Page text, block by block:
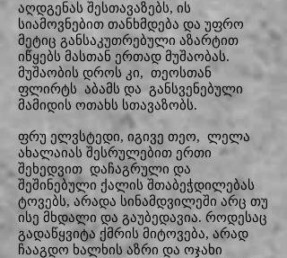
აღდგენას შესთავაზებს, ის
სიამოვნებით თანხმდება და უფრო
მეტიც განსაკუთრებული აზარტით
იწყებს მასთან ერთად მუშაობას.
მუშაობის დროს კი, თეოსთან
ფლირტს აბამს და განსვენებული
მამიდის ოთახს სთავაზობს.
ფრუ ელვსტედი, იგივე თეო, ლელა
ახალაიას შესრულებით ერთი
შეხედვით დაჩაგრული და
შეშინებული ქალის შთაბეჭდილებას
ტოვებს, არადა სინამდვილეში არც თუ
ისე მხდალი და გაუბედავია. როდესაც
გადაწყვიტა ქმრის მიტოვება, არად
ჩააგდო ხალხის აზრი და ოჯახი